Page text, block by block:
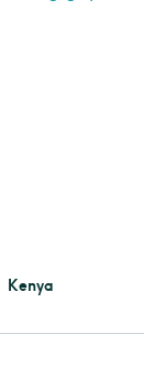
Kenya